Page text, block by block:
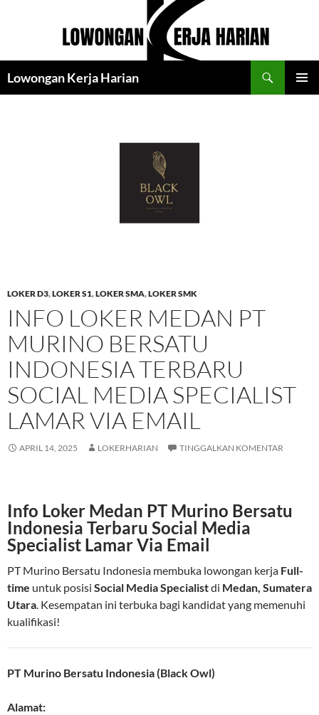
Lowongan Kerja Harian
LOKER D3,LOKER S1,LOKER SMA,LOKER SMK
INFO LOKER MEDAN PT
MURINO BERSATU
INDONESIA TERBARU
SOCIAL MEDIA SPECIALIST
LAMAR VIA EMAIL
APRIL 14, 2025 LOKERHARIAN TINGGALKAN KOMENTAR
Info Loker Medan PT Murino Bersatu
Indonesia Terbaru Social Media
Specialist Lamar Via Email
PT Murino Bersatu Indonesia membuka lowongan kerja Full-
time untuk posisi Social Media Specialistdi Medan, Sumatera
Utara. Kesempatan ini terbuka bagi kandidat yang memenuhi
kualifikasi!
PT Murino Bersatu Indonesia (Black Owl)
Alamat: